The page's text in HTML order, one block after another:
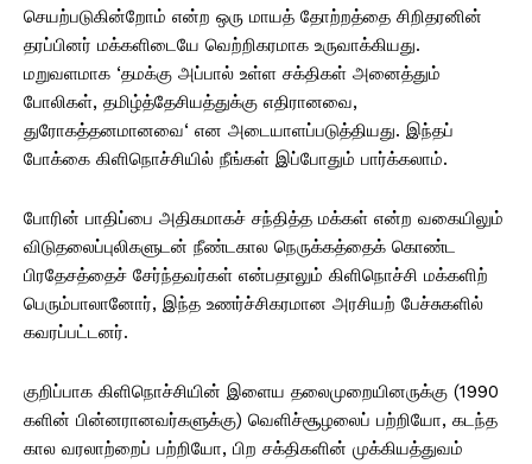
செயற்படுகின்றோம் என்ற ஒரு மாயத் தோற்றத்தை சிறிதரனின்
தரப்பினர் மக்களிடையே வெற்றிகரமாக உருவாக்கியது.
மறுவளமாக ‘தமக்கு அப்பால் உள்ள சக்திகள் அனைத்தும்
போலிகள், தமிழ்த்தேசியத்துக்கு எதிரானவை,
துரோகத்தனமானவை‘ என அடையாளப்படுத்தியது. இந்தப்
போக்கை கிளிநொச்சியில் நீங்கள் இப்போதும் பார்க்கலாம்.
போரின் பாதிப்பை அதிகமாகச் சந்தித்த மக்கள் என்ற வகையிலும்
விடுதலைப்புலிகளுடன் நீண்டகால நெருக்கத்தைக் கொண்ட
பிரதேசத்தைச் சேர்ந்தவர்கள் என்பதாலும் கிளிநொச்சி மக்களிற்
பெரும்பாலானோர், இந்த உணர்ச்சிகரமான அரசியற் பேச்சுகளில்
கவரப்பட்டனர்.
குறிப்பாக கிளிநொச்சியின் இளைய தலைமுறையினருக்கு (1990
களின் பின்னரானவர்களுக்கு) வெளிச்சூழலைப் பற்றியோ, கடந்த
கால வரலாற்றைப் பற்றியோ, பிற சக்திகளின் முக்கியத்துவம்